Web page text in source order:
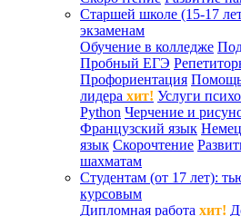
Старшей школе (15-17
экзаменам
Обучение в колледже
Пробный ЕГЭ
Профориентация Помощь
лидера хит! Услуги
Python Черчение и
Французский язык
язык Скорочтение
шахматам
Студентам (от 17 лет):
курсовым
Дипломная работа хит!